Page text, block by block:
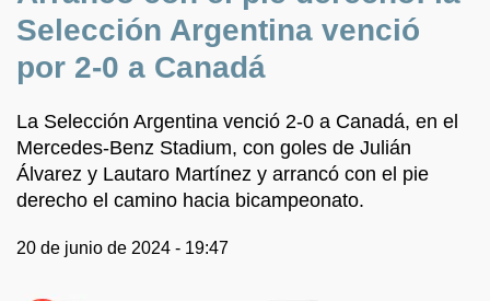
Selección Argentina venció
por 2-0 a Canadá
La Selección Argentina venció 2-0 a Canadá, en el
Mercedes-Benz Stadium, con goles de Julián
Álvarez y Lautaro Martínez y arrancó con el pie
derecho el camino hacia bicampeonato.
20 de junio de 2024 - 19:47